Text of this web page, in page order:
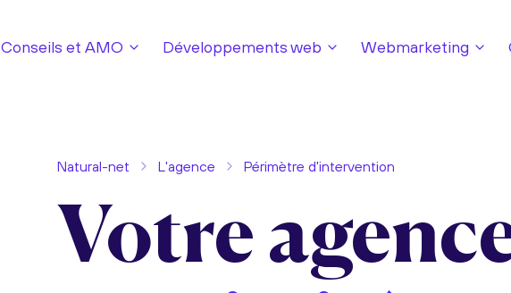
Conseils et AMO Développements web Webmarketing
Natural-net L'agence Périmètre d'intervention
Votre